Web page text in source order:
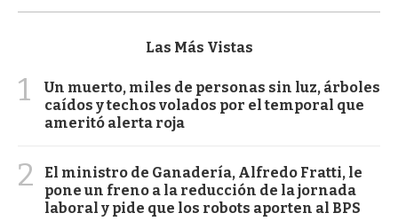
Las Más Vistas
1
Un muerto, miles de personas sin luz, árboles
caídos y techos volados por el temporal que
ameritó alerta roja
2
El ministro de Ganadería, Alfredo Fratti, le
pone un freno a la reducción de la jornada
laboral y pide que los robots aporten al BPS